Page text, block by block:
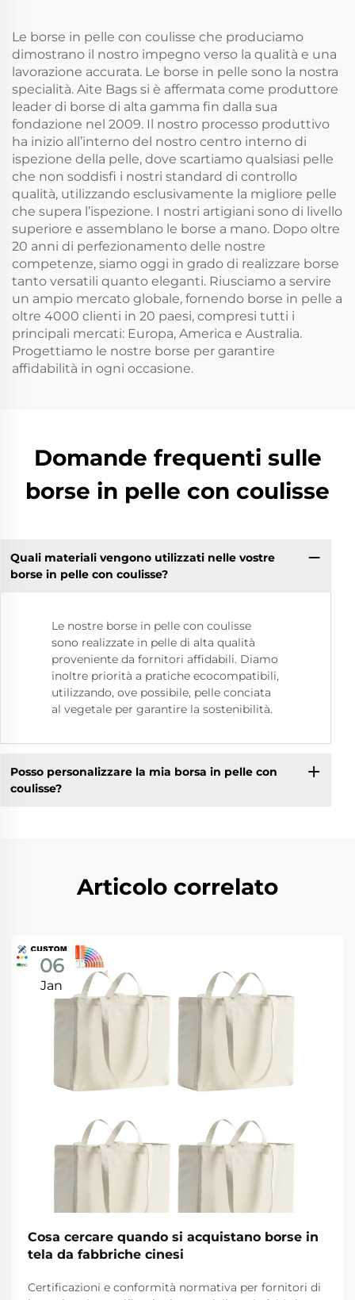
cordino
quotidiano
Le borse in pelle con coulisse che produciamo
dimostrano il nostro impegno verso la qualità e una
lavorazione accurata. Le borse in pelle sono la nostra
specialità. Aite Bags si è affermata come produttore
leader di borse di alta gamma fin dalla sua
fondazione nel 2009. Il nostro processo produttivo
ha inizio all’interno del nostro centro interno di
ispezione della pelle, dove scartiamo qualsiasi pelle
che non soddisfi i nostri standard di controllo
qualità, utilizzando esclusivamente la migliore pelle
che supera l’ispezione. I nostri artigiani sono di livello
superiore e assemblano le borse a mano. Dopo oltre
20 anni di perfezionamento delle nostre
competenze, siamo oggi in grado di realizzare borse
tanto versatili quanto eleganti. Riusciamo a servire
un ampio mercato globale, fornendo borse in pelle a
oltre 4000 clienti in 20 paesi, compresi tutti i
principali mercati: Europa, America e Australia.
Progettiamo le nostre borse per garantire
affidabilità in ogni occasione.
Domande frequenti sulle
borse in pelle con coulisse
Quali materiali vengono utilizzati nelle vostre
borse in pelle con coulisse?
Le nostre borse in pelle con coulisse
sono realizzate in pelle di alta qualità
proveniente da fornitori affidabili. Diamo
inoltre priorità a pratiche ecocompatibili,
utilizzando, ove possibile, pelle conciata
al vegetale per garantire la sostenibilità.
Posso personalizzare la mia borsa in pelle con
coulisse?
Articolo correlato
06
Jan
Cosa cercare quando si acquistano borse in
tela da fabbriche cinesi
Certificazioni e conformità normativa per fornitori di